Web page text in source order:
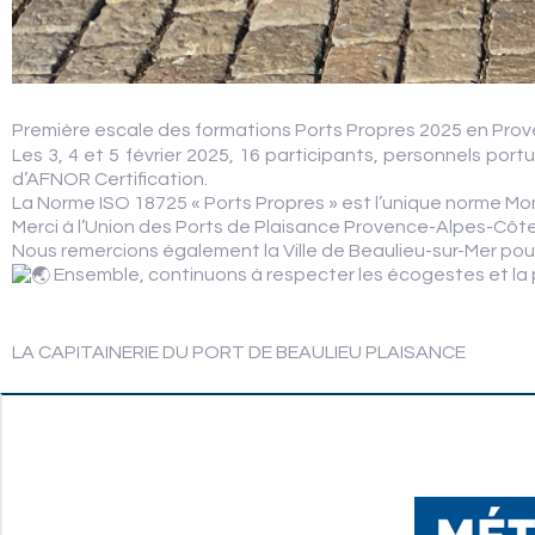
Première escale des formations Ports Propres 2025 en
Les 3, 4 et 5 février 2025, 16 participants, personnels
d’AFNOR Certification.
La Norme ISO 18725 « Ports Propres » est l’unique norme
Merci à l’Union des Ports de Plaisance Provence-Alpes-
Nous remercions également la Ville de Beaulieu-sur-Mer
Ensemble, continuons à respecter les écogestes et
LA CAPITAINERIE DU PORT DE BEAULIEU PLAISANCE